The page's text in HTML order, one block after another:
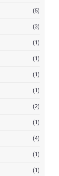
(5)
(3)
(1)
(1)
(1)
(1)
(2)
(1)
(4)
(1)
(1)